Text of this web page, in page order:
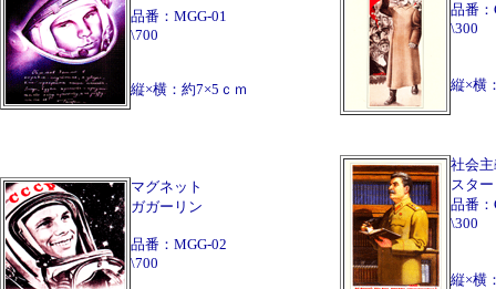
品番：MGG-01
\700
縦×横：約7×5ｃｍ
マグネット
ガガーリン
品番：MGG-02
\700
品番
\300
縦×横
社会
スタ
品番
\300
縦×横